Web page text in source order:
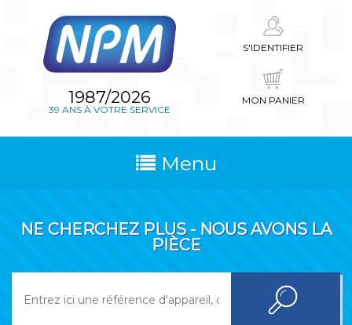
1987/2026
39 ANS À VOTRE SERVICE
S'IDENTIFIER
MON PANIER
Menu
NE CHERCHEZ PLUS - NOUS AVONS LA
PIÈCE